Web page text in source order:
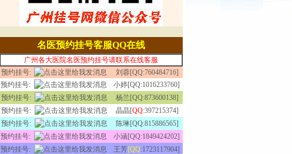
名医预约挂号客服QQ在线
广州各大医院名医预约挂号请联系在线客服
预约挂号:
刘蓉[QQ:760484716]
预约挂号:
小婷[QQ:1016233760]
预约挂号:
杨兰[QQ:873600138]
预约挂号:
晶晶[QQ:397215374]
预约挂号:
陈琳[QQ:815886565]
预约挂号:
小涵[QQ:1849424202]
预约挂号:
王芳[QQ:1723117904]